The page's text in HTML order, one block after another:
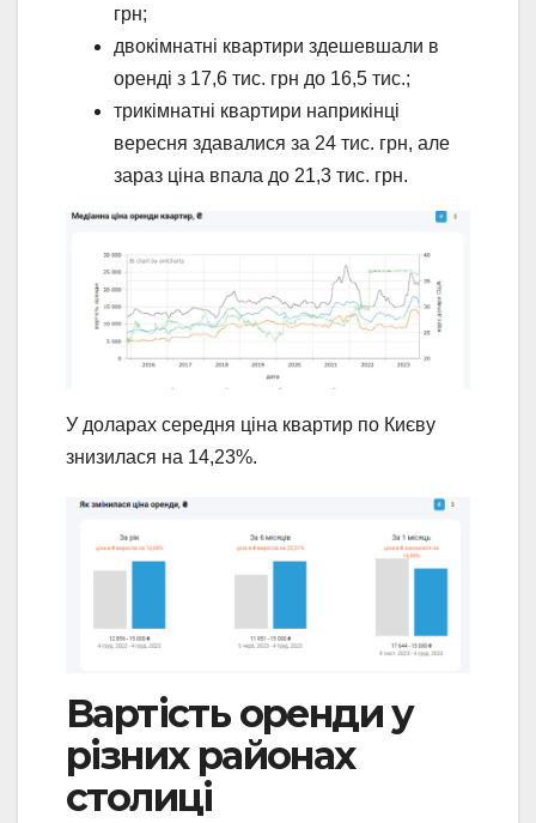
грн;
двокімнатні квартири здешевшали в
оренді з 17,6 тис. грн до 16,5 тис.;
трикімнатні квартири наприкінці
вересня здавалися за 24 тис. грн, але
зараз ціна впала до 21,3 тис. грн.
У доларах середня ціна квартир по Києву
знизилася на 14,23%.
Вартість оренди у
різних районах
столиці